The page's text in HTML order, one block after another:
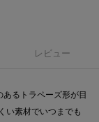
レビュー
るトラペーズ形が目
い素材でいつまでも